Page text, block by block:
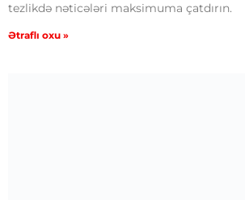
tezlikdə nəticələri maksimuma çatdırın.
Ətraflı oxu »